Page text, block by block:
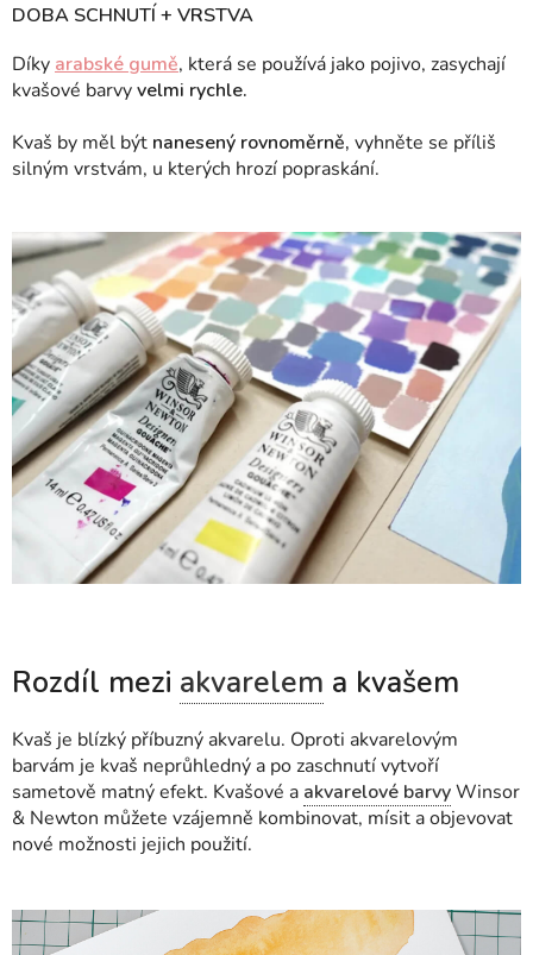
DOBA SCHNUTÍ + VRSTVA
Díky arabské gumě, která se používá jako pojivo, zasychají
kvašové barvyvelmi rychle.
Kvaš by měl být nanesený rovnoměrně, vyhněte se příliš
silným vrstvám, u kterých hrozí popraskání.
Rozdíl mezi akvarelem a kvašem
Kvaš je blízký příbuzný akvarelu. Oproti akvarelovým
barvám je kvaš neprůhledný a po zaschnutí vytvoří
sametově matný efekt. Kvašové a akvarelové barvyWinsor
& Newton můžete vzájemně kombinovat, mísit a objevovat
nové možnosti jejich použití.